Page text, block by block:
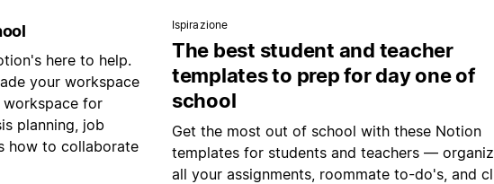
here to help.
your workspace
for
planning, job
how to collaborate
Ispirazione
The best student and teacher
templates to prep for day one of
school
Get the most out of school with these Notion
templates for students and teachers —
all your assignments, roommate to-do's, and